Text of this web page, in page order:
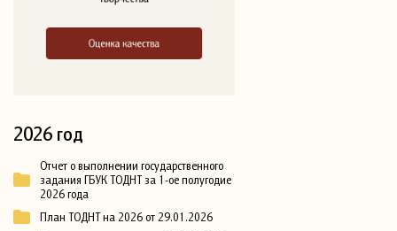
2026 год
Отчет о выполнении государственного
задания ГБУК ТОДНТ за 1-ое полугодие
2026 года
План ТОДНТ на 2026 от 29.01.2026